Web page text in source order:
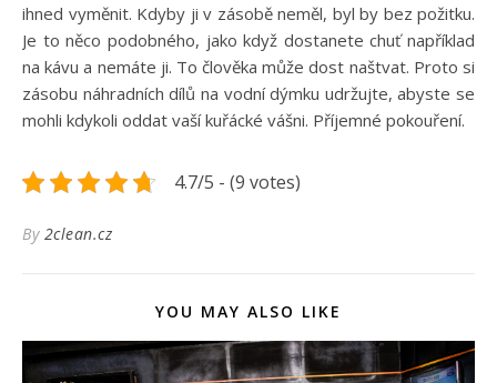
ihned vyměnit. Kdyby ji v zásobě neměl, byl by bez požitku.
Je to něco podobného, jako když dostanete chuť například
na kávu a nemáte ji. To člověka může dost naštvat. Proto si
zásobu náhradních dílů na vodní dýmku udržujte, abyste se
mohli kdykoli oddat vaší kuřácké vášni. Příjemné pokouření.
4.7/5 - (9 votes)
By 2clean.cz
YOU MAY ALSO LIKE